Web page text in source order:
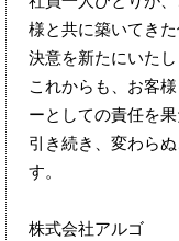
様と共に築いてき
決意を新たにいたし
これからも、お客
ーとしての責任を果
引き続き、変わら
す。
株式会社アルゴ